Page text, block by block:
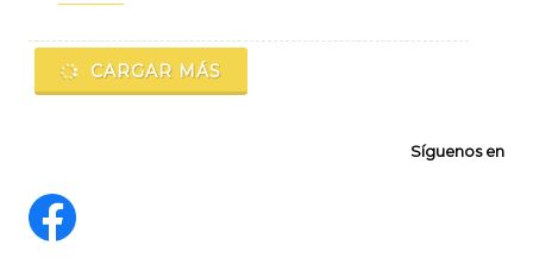
CARGAR MÁS
Síguenos en